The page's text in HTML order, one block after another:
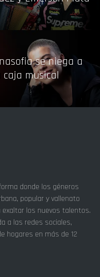
se niega a
musical
donde los géneros
popular y vallenato
exaltar los nuevos talentos.
a las redes sociales,
hogares en más de 12